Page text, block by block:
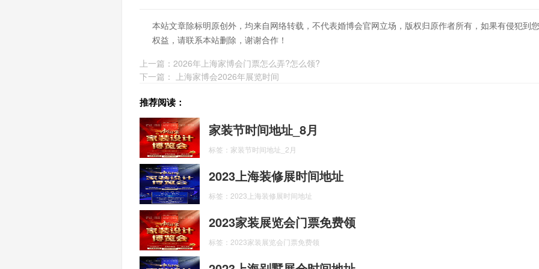
本站文章除标明原创外，均来自网络转载，不代表婚博会官网立场，版权归原作者所有，如果有侵犯到
权益，请联系本站删除，谢谢合作！
上一篇： 2026年上海家博会门票怎么弄?怎么领?
下一篇：
上海家博会2026年展览时间
推荐阅读：
家装节时间地址_8月
标签：家装节时间地址_2月
2023上海装修展时间地址
标签：2023上海装修展时间地址
2023家装展览会门票免费领
标签：2023家装展览会门票免费领